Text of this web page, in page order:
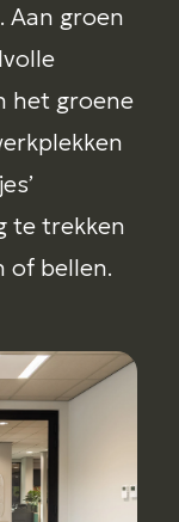
Aan groen
het groene
te trekken
of bellen.